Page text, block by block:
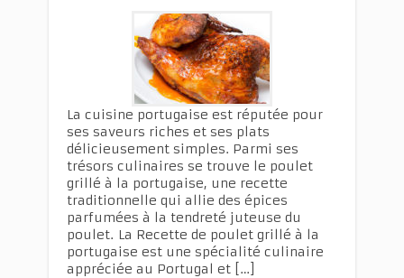
La cuisine portugaise est réputée pour
ses saveurs riches et ses plats
délicieusement simples. Parmi ses
trésors culinaires se trouve le poulet
grillé à la portugaise, une recette
traditionnelle qui allie des épices
parfumées à la tendreté juteuse du
poulet. La Recette de poulet grillé à la
portugaise est une spécialité culinaire
appréciée au Portugal et […]